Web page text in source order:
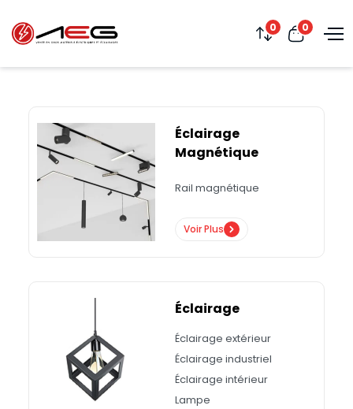
0 0
Éclairage
Magnétique
Rail magnétique
Voir Plus
Éclairage
Éclairage extérieur
Éclairage industriel
Éclairage intérieur
Lampe